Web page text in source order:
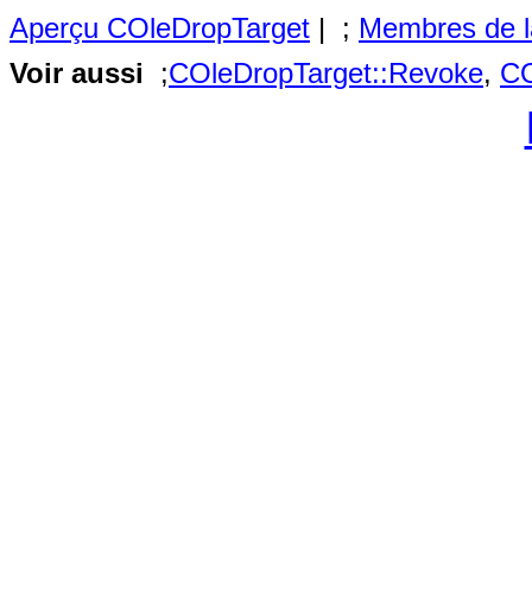
Aperçu COleDropTarget | ; Membres de
Voir aussi ;COleDropTarget::Revoke,